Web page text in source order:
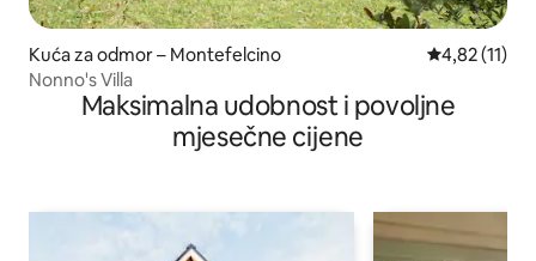
Kuća za odmor – Montefelcino Prosječna
4,82 (11)
Nonno's Villa
Maksimalna udobnost i povoljne
mjesečne cijene